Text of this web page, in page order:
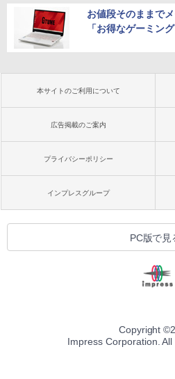
お値段そのままで
「お得なゲーミン
本サイトのご利用について
広告掲載のご案内
プライバシーポリシー
インプレスグループ
PC版で見
Copyright ©
Impress Corporation. All